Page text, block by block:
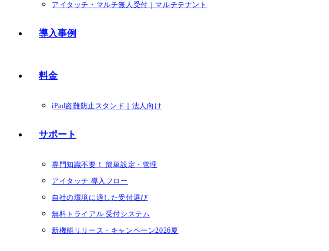
アイタッチ・マルチ無人受付｜マルチテナント
導入事例
料金
iPad盗難防止スタンド｜法人向け
サポート
専門知識不要！ 簡単設定・管理
アイタッチ 導入フロー
自社の環境に適した受付選び
無料トライアル 受付システム
新機能リリース・キャンペーン2026夏